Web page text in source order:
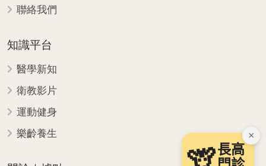
×
長高
聯絡我們
知識平台
醫學新知
衛教影片
運動健身
樂齡養生